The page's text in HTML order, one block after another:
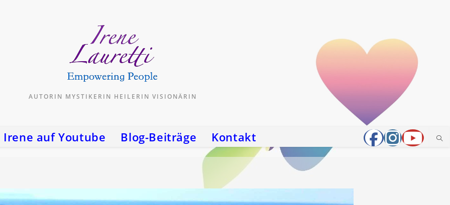
AUTORIN MYSTIKERIN HEILERIN VISIONÄRIN
Irene auf Youtube Blog-Beiträge Kontakt